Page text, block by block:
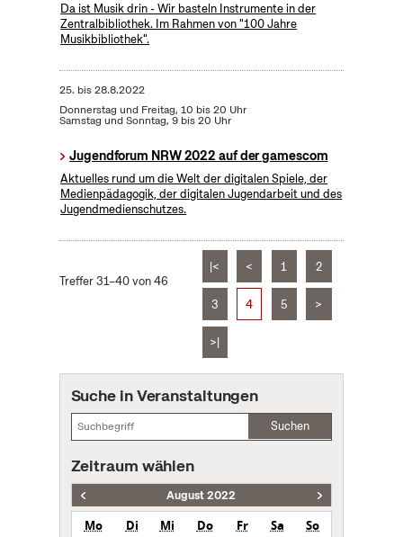
Da ist Musik drin - Wir basteln Instrumente in der
Zentralbibliothek. Im Rahmen von "100 Jahre
Musikbibliothek".
25. bis28.8.2022
Donnerstag und Freitag, 10 bis 20 Uhr
Samstag und Sonntag, 9 bis 20 Uhr
Jugendforum NRW 2022 auf der gamescom
Aktuelles rund um die Welt der digitalen Spiele, der
Medienpädagogik, der digitalen Jugendarbeit und des
Jugendmedienschutzes.
Treffer 31–40 von 46
|< < 1 2
3 4 5 >
>|
Suche in Veranstaltungen
Suchen
Zeitraum wählen
August 2022
Mo Di Mi Do Fr Sa
So